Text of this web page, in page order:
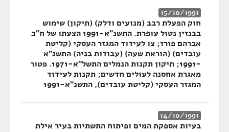
15/10/1991
חוק הפעלת רבב (מנועים ודלק) (תיקון) שימוש
בבנזין נטול עופרת. התשנ"א-1991 הצעתו של ח"כ
אברהם פורז; צו לעידוד המגזר העסקי (קליטת
עובדים) (הוראת שעה) (עבודות בניה) התשנ"א
-1991; תיקון תקנות הנמלים התשל"א-1971. פטור
מאגרת אחסנה לעולים חדשים; תקנות לעידוד
המגזר העסקי (קליטת עובדים), התשנ"א-1991
14/10/1991
בעיות אספקת המים ופיתוח התשתיות בעיר אילת